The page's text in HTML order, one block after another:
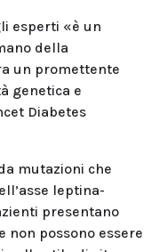
esperti «è un
della
un promettente
genetica e
Diabetes
mutazioni che
leptina-
presentano
possono essere